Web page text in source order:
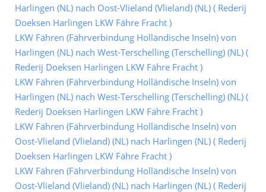
Harlingen (NL) nach Oost-Vlieland (Vlieland) (NL) ( Rederij
Doeksen Harlingen LKW Fähre Fracht )
LKW Fähren (Fährverbindung Holländische Inseln) von
Harlingen (NL) nach West-Terschelling (Terschelling) (NL) (
Rederij Doeksen Harlingen LKW Fähre Fracht )
LKW Fähren (Fährverbindung Holländische Inseln) von
Harlingen (NL) nach West-Terschelling (Terschelling) (NL) (
Rederij Doeksen Harlingen LKW Fähre Fracht )
LKW Fähren (Fährverbindung Holländische Inseln) von
Oost-Vlieland (Vlieland) (NL) nach Harlingen (NL) ( Rederij
Doeksen Harlingen LKW Fähre Fracht )
LKW Fähren (Fährverbindung Holländische Inseln) von
Oost-Vlieland (Vlieland) (NL) nach Harlingen (NL) ( Rederij